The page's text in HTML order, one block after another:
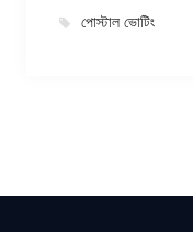
পোস্টাল ভোটিং